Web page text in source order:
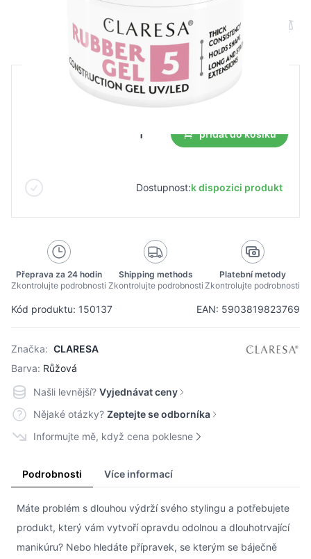
Kód produktu: 150137 EAN: 5903819823769
Značka: CLARESA
Barva: Růžová
B2B cena Maloobchodní cena
přidat do košíku
Dostupnost:k dispozici produkt
Přeprava za 24 hodin
Zkontrolujte podrobnosti
Shipping methods
Zkontrolujte podrobnosti
Platební metody
Zkontrolujte podrobnosti
Našli levnější? Vyjednávat ceny
Nějaké otázky? Zeptejte se odborníka
Informujte mě, když cena poklesne
Podrobnosti Více informací
Máte problém s dlouhou výdrží svého stylingu a potřebujete
produkt, který vám vytvoří opravdu odolnou a dlouhotrvající
manikúru? Nebo hledáte přípravek, se kterým se báječně